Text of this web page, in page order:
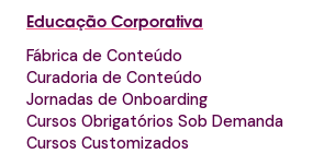
Educação Corporativa
Fábrica de Conteúdo
Curadoria de Conteúdo
Jornadas de Onboarding
Cursos Obrigatórios Sob Demanda
Cursos Customizados